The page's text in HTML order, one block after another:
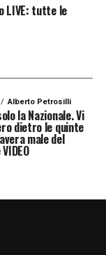
LIVE: tutte le
Alberto Petrosilli
la Nazionale. Vi
dietro le quinte
male del